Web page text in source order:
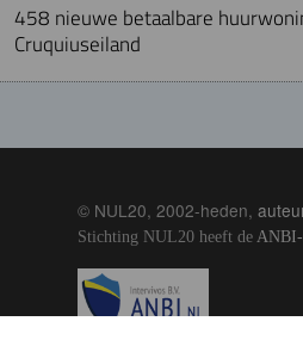
458 nieuwe betaalbare
Cruquiuseiland
© NUL20, 2002-heden,
Stichting NUL20 heeft de ANBI-
Image